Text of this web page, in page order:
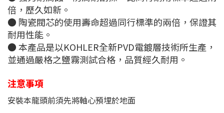
倍，歷久如新。
● 陶瓷閥芯的使用壽命超過同行標準的兩倍，保證其
耐用性能。
● 本產品是以KOHLER全新PVD電鍍層技術所生產，
並通過嚴格之鹽霧測試合格，品質經久耐用。
注意事項
安裝本龍頭前須先將軸心預埋於地面